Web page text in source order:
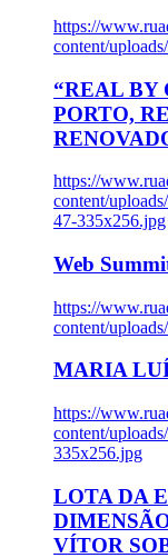
https://
content/
“REAL BY
PORTO,
https://
content/
47-335x256.jpg
Web
https://
content/
MARIA
https://
content/
335x256.jpg
LOTA DA
VÍTOR